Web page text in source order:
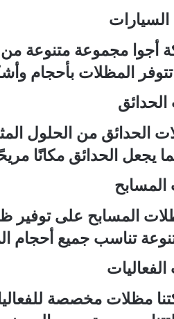
أجوا مجموعة متنوعة
المظلات بأحجام
الحدائق من الحلول
يجعل الحدائق مكانًا
المسابح على توفير
تناسب جميع أحجام
مظلات مخصصة